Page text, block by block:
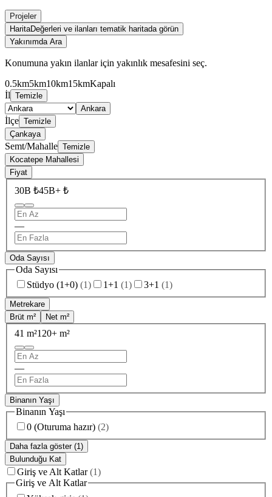
Projeler
HaritaDeğerleri ve ilanları tematik haritada görün
Yakınımda Ara
Konumuna yakın ilanlar için yakınlık mesafesini seç.
0.5km5km10km15kmKapalı
İl Temizle
Ankara
İlçe Temizle
Çankaya
Semt/Mahalle Temizle
Kocatepe Mahallesi
Fiyat
30B ₺45B+ ₺
—
Oda Sayısı
Oda Sayısı
Stüdyo (1+0) (1) 1+1 (1) 3+1 (1)
Metrekare
Brüt m²
Net m²
41 m²120+ m²
—
Binanın Yaşı
Binanın Yaşı
0 (Oturuma hazır) (2)
Daha fazla göster (1)
Bulunduğu Kat
Giriş ve Alt Katlar (1)
Giriş ve Alt Katlar